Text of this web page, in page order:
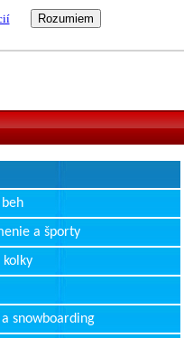
a športy
kolky
a snowboarding